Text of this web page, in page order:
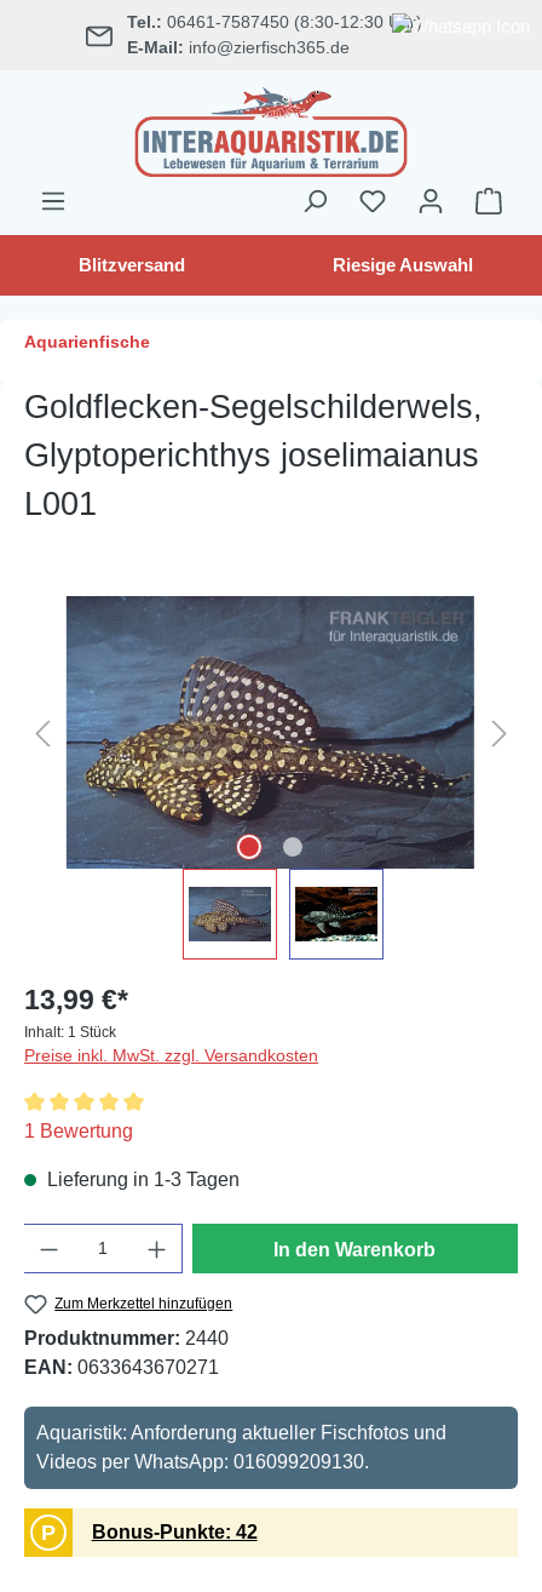
springen Tel.: 06461-7587450 (8:30-12:30 Uhr)
E-Mail: info@zierfisch365.de
Blitzversand Riesige Auswahl
Aquarienfische
Goldflecken-Segelschilderwels,
Glyptoperichthys joselimaianus
L001
Bildergalerie überspringen
13,99 €*
Inhalt: 1 Stück
Preise inkl. MwSt. zzgl. Versandkosten
Durchschnittliche Bewertung von 5 von 5 Sternen
1 Bewertung
Lieferung in 1-3 Tagen
In den Warenkorb
Zum Merkzettel hinzufügen
Produktnummer: 2440
EAN: 0633643670271
Aquaristik: Anforderung aktueller Fischfotos und
Videos per WhatsApp: 016099209130.
P Bonus-Punkte: 42